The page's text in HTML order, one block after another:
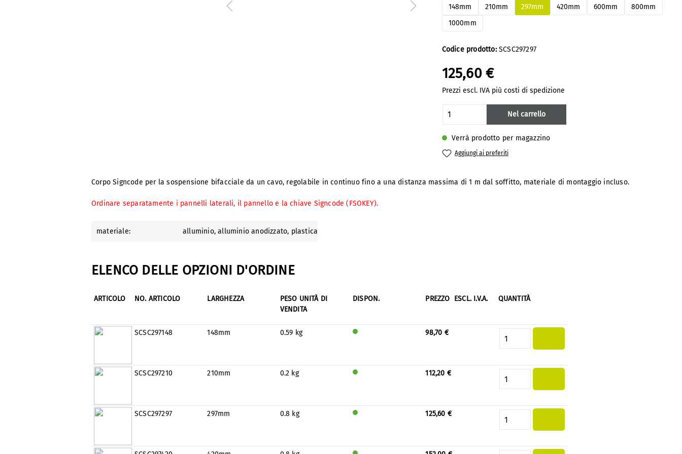
Codice prodotto:SCSC297297
125,60 €
Prezzi escl. IVA più costi di spedizione
Verrà prodotto per magazzino
148mm
210mm 297mm 420mm 600mm
800mm
1000mm
Quantità del prodotto: inserisci la
Nel carrello
Aggiungi ai preferiti
Corpo Signcode per la sospensione bifacciale da un cavo, regolabile in continuo fino a una distanza massima di 1 m dal soffitto, materiale di montaggio incluso.
Ordinare separatamente i pannelli laterali, il pannello e la chiave Signcode (FSOKEY).
materiale: alluminio, alluminio anodizzato, plastica
ELENCO DELLE OPZIONI D'ORDINE
ARTICOLO NO. ARTICOLO LARGHEZZA
PESO UNITÀ DI
VENDITA
DISPON. PREZZO ESCL. I.V.A. QUANTITÀ
SCSC297148 148mm 0.59 kg
otto
o
98,70 € Quantità del prodotto:
SCSC297210 210mm 0.2 kg
otto
o
112,20 € Quantità del prodotto:
SCSC297297 297mm 0.8 kg
otto
125,60 € Quantità del prodotto: